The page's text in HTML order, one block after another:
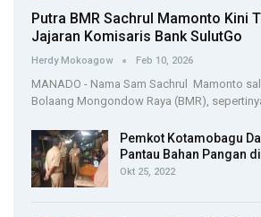
Putra BMR Sachrul Mamonto Kini
Jajaran Komisaris Bank SulutGo
Herdy Mokoagow Feb 10, 2026
MANADO - Nama Sam Sachrul Mamonto
Bolaang Mongondow Raya (BMR),
Pemkot Kotamobagu
Pantau Bahan Pangan
Okt 25, 2022